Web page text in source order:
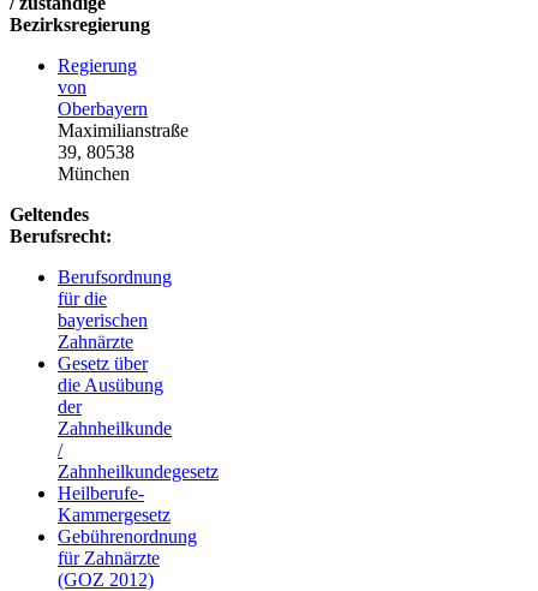
Bezirksregierung
Regierung
von
Oberbayern
Maximilianstraße
39, 80538
München
Geltendes
Berufsrecht:
Berufsordnung
für die
bayerischen
Zahnärzte
Gesetz über
die Ausübung
der
Zahnheilkunde
/
Zahnheilkundegesetz
Heilberufe-
Kammergesetz
Gebührenordnung
für Zahnärzte
(GOZ 2012)